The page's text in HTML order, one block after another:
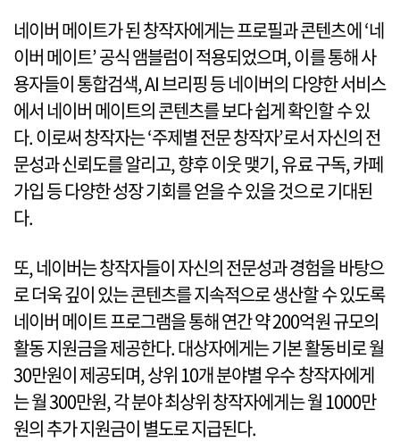
네이버 메이트가 된 창작자에게는 프로필과 콘텐츠에 ‘네
이버 메이트’ 공식 앰블럼이 적용되었으며, 이를 통해 사
용자들이 통합검색, AI 브리핑 등 네이버의 다양한 서비스
에서 네이버 메이트의 콘텐츠를 보다 쉽게 확인할 수 있
다. 이로써 창작자는 ‘주제별 전문 창작자’로서 자신의 전
문성과 신뢰도를 알리고, 향후 이웃 맺기, 유료 구독, 카페
가입 등 다양한 성장 기회를 얻을 수 있을 것으로 기대된
다.
또, 네이버는 창작자들이 자신의 전문성과 경험을 바탕으
로 더욱 깊이 있는 콘텐츠를 지속적으로 생산할 수 있도록
네이버 메이트 프로그램을 통해 연간 약 200억원 규모의
활동 지원금을 제공한다. 대상자에게는 기본 활동비로 월
30만원이 제공되며, 상위 10개 분야별 우수 창작자에게
는 월 300만원, 각 분야 최상위 창작자에게는 월 1000만
원의 추가 지원금이 별도로 지급된다.